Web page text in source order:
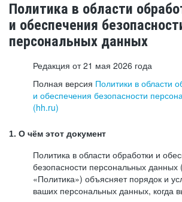
Политика в области
и обеспечения
персональных данных
Редакция от 21 мая 2026 года
Полная версия Политики в области
и обеспечения безопасности
(hh.ru)
1. О чём этот документ
Политика в области обработки и
безопасности персональных
«Политика») объясняет порядок и
ваших персональных данных, когда